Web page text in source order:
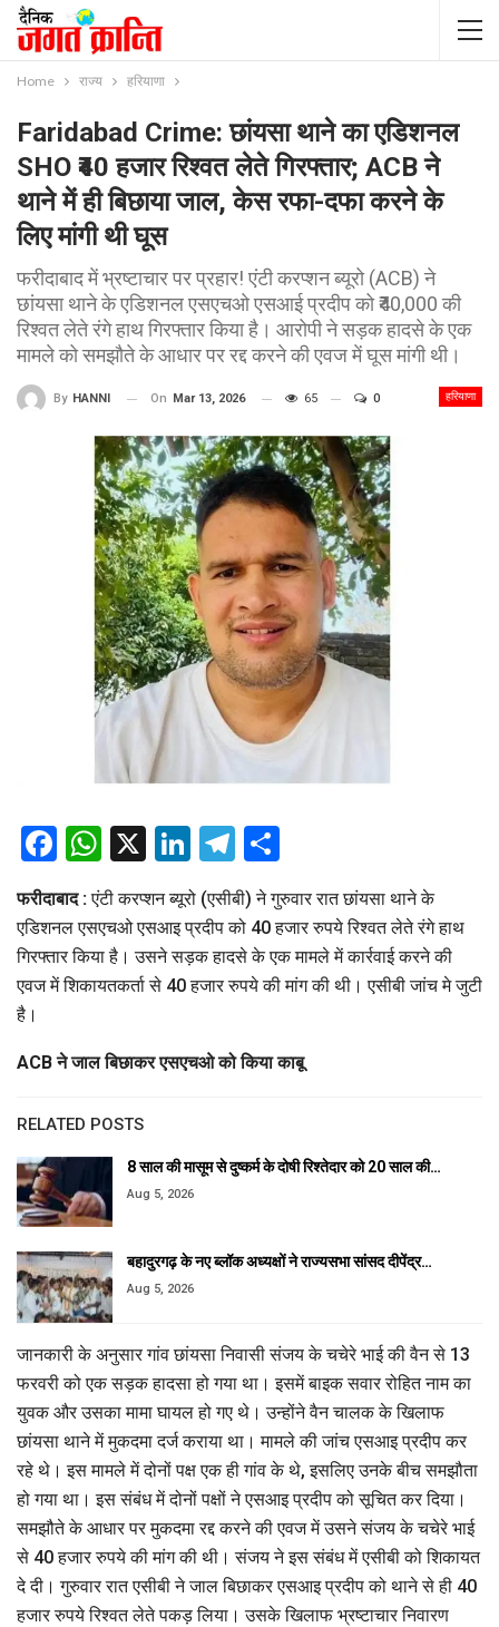
Home राज्य हरियाणा
Faridabad Crime: छांयसा थाने का एडिशनल
SHO ₹40 हजार रिश्वत लेते गिरफ्तार; ACB ने
थाने में ही बिछाया जाल, केस रफा-दफा करने के
लिए मांगी थी घूस
फरीदाबाद में भ्रष्टाचार पर प्रहार! एंटी करप्शन ब्यूरो (ACB) ने
छांयसा थाने के एडिशनल एसएचओ एसआई प्रदीप को ₹40,000 की
रिश्वत लेते रंगे हाथ गिरफ्तार किया है। आरोपी ने सड़क हादसे के एक
मामले को समझौते के आधार पर रद्द करने की एवज में घूस मांगी थी।
हरियाणा
By HANNI On Mar 13, 2026 65 0
Facebook
WhatsApp
X LinkedIn
Telegram
फरीदाबाद :एंटी करप्शन ब्यूरो (एसीबी) ने गुरुवार रात छांयसा थाने के
एडिशनल एसएचओ एसआइ प्रदीप को 40 हजार रुपये रिश्वत लेते रंगे हाथ
गिरफ्तार किया है। उसने सड़क हादसे के एक मामले में कार्रवाई करने की
एवज में शिकायतकर्ता से 40 हजार रुपये की मांग की थी। एसीबी जांच मे जुटी
है।
ACB ने जाल बिछाकर एसएचओको किया काबू
RELATED POSTS
8 साल की मासूम से दुष्कर्म के दोषी रिश्तेदार को 20 साल की…
Aug 5, 2026
बहादुरगढ़ के नए ब्लॉक अध्यक्षों ने राज्यसभा सांसद दीपेंद्र…
Aug 5, 2026
जानकारी के अनुसार गांव छांयसा निवासी संजय के चचेरे भाई की वैन से 13
फरवरी को एक सड़क हादसा हो गया था। इसमें बाइक सवार रोहित नाम का
युवक और उसका मामा घायल हो गए थे। उन्होंने वैन चालक के खिलाफ
छांयसा थाने में मुकदमा दर्ज कराया था। मामले की जांच एसआइ प्रदीप कर
रहे थे। इस मामले में दोनों पक्ष एक ही गांव के थे, इसलिए उनके बीच समझौता
हो गया था। इस संबंध में दोनों पक्षों ने एसआइ प्रदीप को सूचित कर दिया।
समझौते के आधार पर मुकदमा रद्द करने की एवज में उसने संजय के चचेरे भाई
से 40 हजार रुपये की मांग की थी। संजय ने इस संबंध में एसीबी को शिकायत
दे दी। गुरुवार रात एसीबी ने जाल बिछाकर एसआइ प्रदीप को थाने से ही 40
हजार रुपये रिश्वत लेते पकड़ लिया। उसके खिलाफ भ्रष्टाचार निवारण